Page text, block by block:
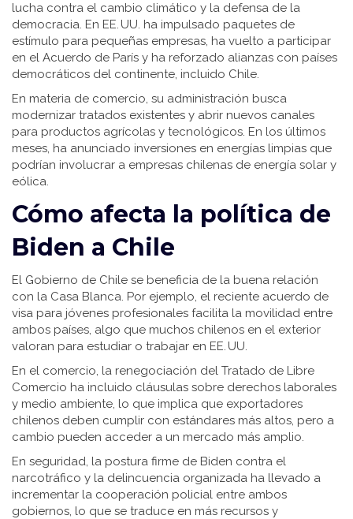
lucha contra el cambio climático y la defensa de la
democracia. En EE. UU. ha impulsado paquetes de
estímulo para pequeñas empresas, ha vuelto a participar
en el Acuerdo de París y ha reforzado alianzas con países
democráticos del continente, incluido Chile.
En materia de comercio, su administración busca
modernizar tratados existentes y abrir nuevos canales
para productos agrícolas y tecnológicos. En los últimos
meses, ha anunciado inversiones en energías limpias que
podrían involucrar a empresas chilenas de energía solar y
eólica.
Cómo afecta la política de
Biden a Chile
El Gobierno de Chile se beneficia de la buena relación
con la Casa Blanca. Por ejemplo, el reciente acuerdo de
visa para jóvenes profesionales facilita la movilidad entre
ambos países, algo que muchos chilenos en el exterior
valoran para estudiar o trabajar en EE. UU.
En el comercio, la renegociación del Tratado de Libre
Comercio ha incluido cláusulas sobre derechos laborales
y medio ambiente, lo que implica que exportadores
chilenos deben cumplir con estándares más altos, pero a
cambio pueden acceder a un mercado más amplio.
En seguridad, la postura firme de Biden contra el
narcotráfico y la delincuencia organizada ha llevado a
incrementar la cooperación policial entre ambos
gobiernos, lo que se traduce en más recursos y